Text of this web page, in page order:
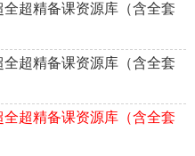
全超精备课资源库（含全套
全超精备课资源库（含全套
全超精备课资源库（含全套